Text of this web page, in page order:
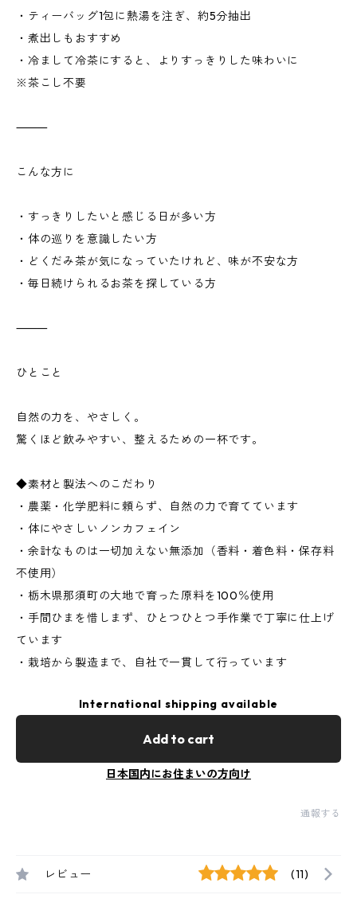
・ティーバッグ1包に熱湯を注ぎ、約5分抽出
・煮出しもおすすめ
・冷まして冷茶にすると、よりすっきりした味わいに
※茶こし不要
⸻
こんな方に
・すっきりしたいと感じる日が多い方
・体の巡りを意識したい方
・どくだみ茶が気になっていたけれど、味が不安な方
・毎日続けられるお茶を探している方
⸻
ひとこと
自然の力を、やさしく。
驚くほど飲みやすい、整えるための一杯です。
◆素材と製法へのこだわり
・農薬・化学肥料に頼らず、自然の力で育てています
・体にやさしいノンカフェイン
・余計なものは一切加えない無添加（香料・着色料・保存料
不使用）
・栃木県那須町の大地で育った原料を100％使用
・手間ひまを惜しまず、ひとつひとつ手作業で丁寧に仕上げ
ています
・栽培から製造まで、自社で一貫して行っています
International shipping available
Add to cart
日本国内にお住まいの方向け
通報する
レビュー (11)